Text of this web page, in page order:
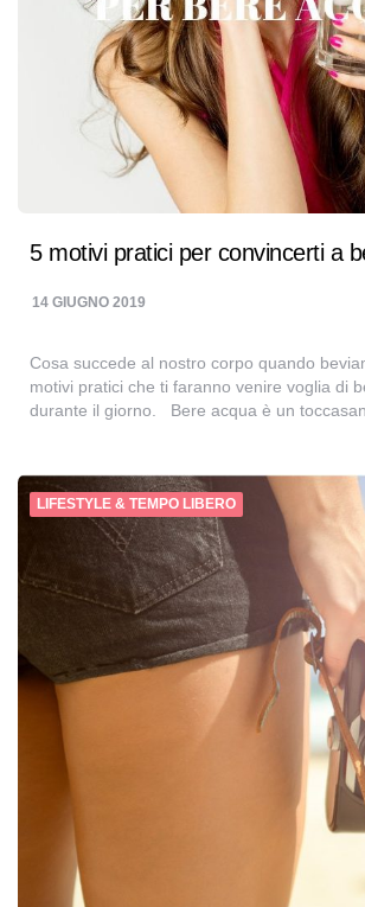
5 motivi pratici per convincerti a
14 GIUGNO 2019
Cosa succede al nostro corpo quando
motivi pratici che ti faranno venire voglia di
durante il giorno. Bere acqua è un
LIFESTYLE & TEMPO LIBERO